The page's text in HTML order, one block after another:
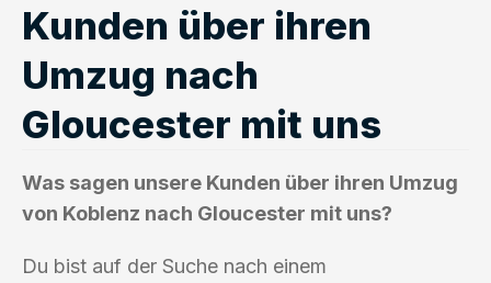
Kunden über ihren
Umzug nach
Gloucester mit uns
Was sagen unsere Kunden über ihren Umzug
von Koblenz nach Gloucester mit uns?
Du bist auf der Suche nach einem